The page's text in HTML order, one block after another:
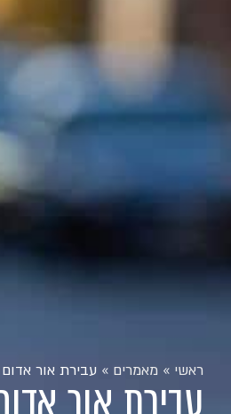
ראשי » מאמרים » עבירת אור